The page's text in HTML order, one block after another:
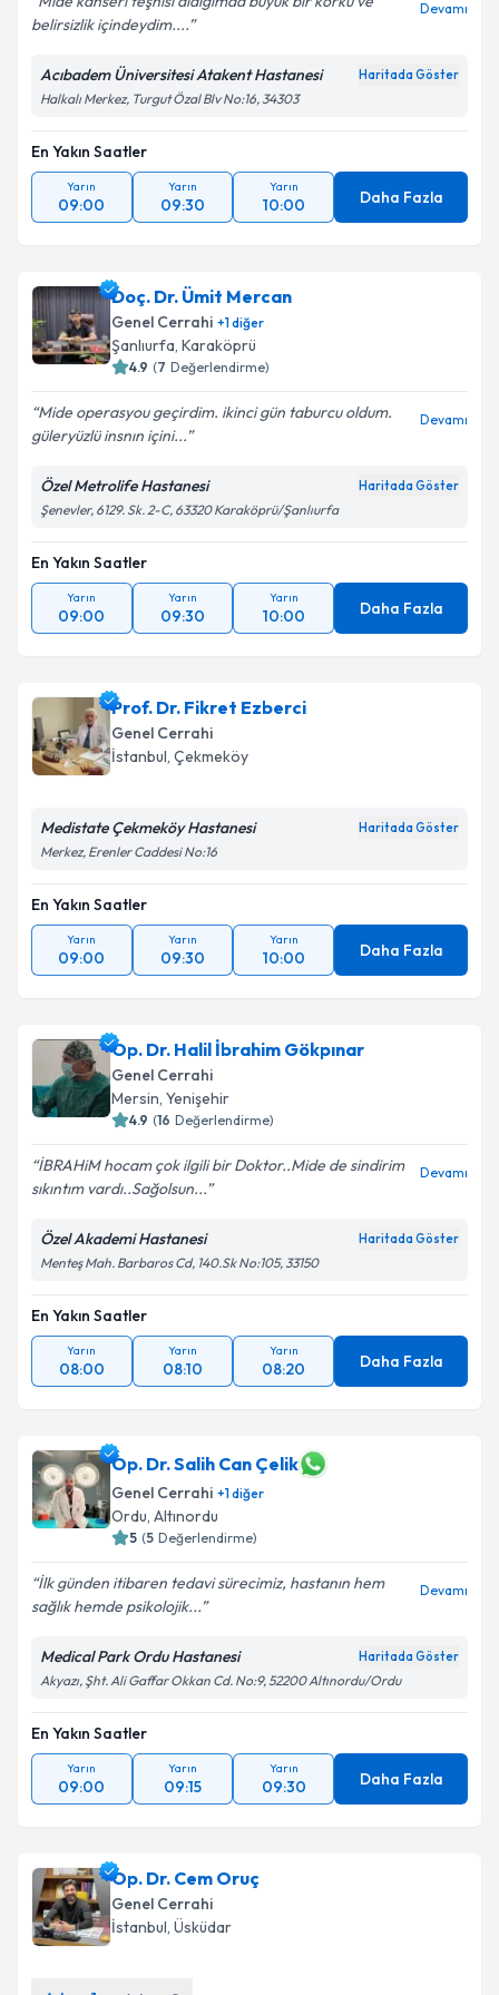
belirsizlik içindeydim....
Devamı
Acıbadem Üniversitesi Atakent Hastanesi Haritada Göster
Halkalı Merkez, Turgut Özal Blv No:16, 34303
En Yakın Saatler
Yarın
09:00
Yarın
09:30
Yarın
10:00 Daha Fazla
Doç. Dr. Ümit Mercan
Genel Cerrahi +1diğer
Şanlıurfa, Karaköprü
4.9 (7 Değerlendirme)
Mide operasyou geçirdim. ikinci gün taburcu oldum.
güleryüzlü insnın içini...
Devamı
Özel Metrolife Hastanesi Haritada Göster
Şenevler, 6129. Sk. 2-C, 63320 Karaköprü/Şanlıurfa
En Yakın Saatler
Yarın
09:00
Yarın
09:30
Yarın
10:00 Daha Fazla
Prof. Dr. Fikret Ezberci
Genel Cerrahi
İstanbul, Çekmeköy
Medistate Çekmeköy Hastanesi Haritada Göster
Merkez, Erenler Caddesi No:16
En Yakın Saatler
Yarın
09:00
Yarın
09:30
Yarın
10:00 Daha Fazla
Op. Dr. Halil İbrahim Gökpınar
Genel Cerrahi
Mersin, Yenişehir
4.9 (16 Değerlendirme)
İBRAHiM hocam çok ilgili bir Doktor..Mide de sindirim
sıkıntım vardı..Sağolsun...
Devamı
Özel Akademi Hastanesi Haritada Göster
Menteş Mah. Barbaros Cd, 140.Sk No:105, 33150
En Yakın Saatler
Yarın
08:00
Yarın
08:10
Yarın
08:20 Daha Fazla
Op. Dr. Salih Can Çelik
Genel Cerrahi +1diğer
Ordu, Altınordu
5 (5 Değerlendirme)
İlk günden itibaren tedavi sürecimiz, hastanın hem
sağlık hemde psikolojik...
Devamı
Medical Park Ordu Hastanesi Haritada Göster
Akyazı, Şht. Ali Gaffar Okkan Cd. No:9, 52200 Altınordu/Ordu
En Yakın Saatler
Yarın
09:00
Yarın
09:15
Yarın
09:30 Daha Fazla
Op. Dr. Cem Oruç
Genel Cerrahi
İstanbul, Üsküdar